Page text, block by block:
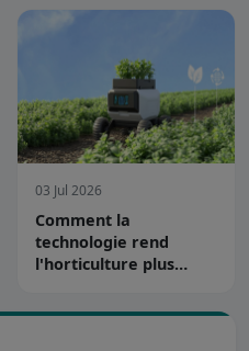
03 Jul 2026
Comment la
technologie rend
l'horticulture plus